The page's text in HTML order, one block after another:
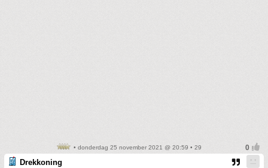
• donderdag 25 november 2021 @ 20:59 • 29
Drekkoning